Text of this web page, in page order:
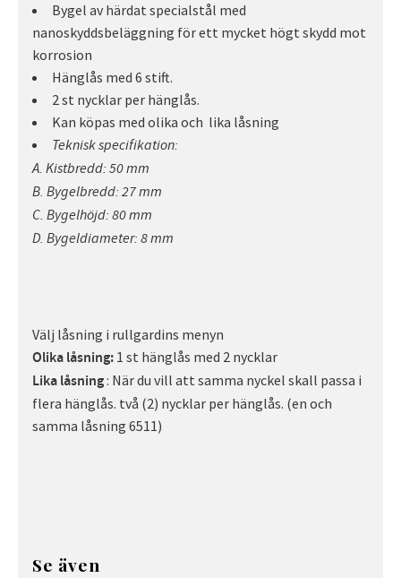
Bygel av härdat specialstål med
nanoskyddsbeläggning för ett mycket högt skydd mot
korrosion
Hänglås med 6 stift.
2 st nycklar per hänglås.
Kan köpas med olika och lika låsning
Teknisk specifikation:
A. Kistbredd: 50 mm
B. Bygelbredd: 27 mm
C. Bygelhöjd: 80 mm
D. Bygeldiameter: 8 mm
Välj låsning i rullgardins menyn
Olika låsning: 1 st hänglås med 2 nycklar
Lika låsning: När du vill att samma nyckel skall passa i
flera hänglås. två (2) nycklar per hänglås. (en och
samma låsning 6511)
Se även